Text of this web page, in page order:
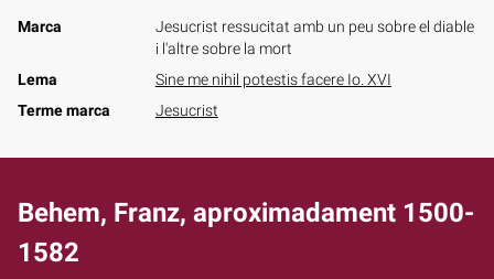
Marca
Jesucrist ressucitat amb un peu sobre el diable
i l'altre sobre la mort
Lema
Sine me nihil potestis facere Io. XVI
Terme marca
Jesucrist
Behem, Franz, aproximadament 1500-
1582